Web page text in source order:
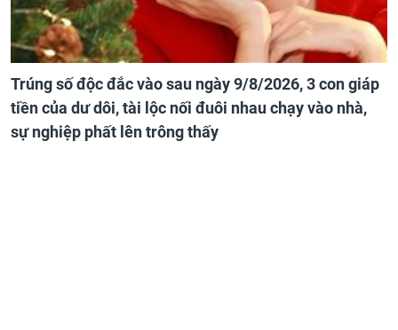
Trúng số độc đắc vào sau ngày 9/8/2026, 3 con giáp
tiền của dư dôi, tài lộc nối đuôi nhau chạy vào nhà,
sự nghiệp phất lên trông thấy